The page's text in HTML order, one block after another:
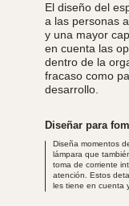
El diseño del
a las personas
y una mayor
en cuenta las
dentro de la
fracaso como
desarrollo.
Diseñar para
Diseña momentos
lámpara que
toma de corriente
atención. Estos
les tiene en cuenta